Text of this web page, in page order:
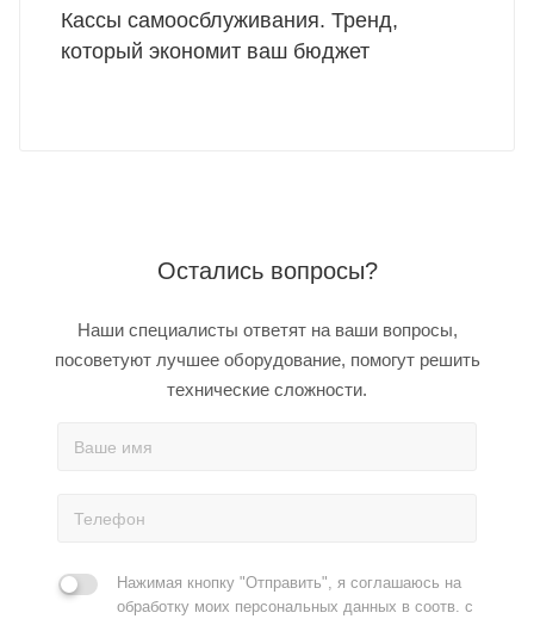
Кассы самоосблуживания. Тренд,
который экономит ваш бюджет
Остались вопросы?
Наши специалисты ответят на ваши вопросы,
посоветуют лучшее оборудование, помогут решить
технические сложности.
Нажимая кнопку "Отправить", я соглашаюсь на
обработку моих персональных данных в соотв. с